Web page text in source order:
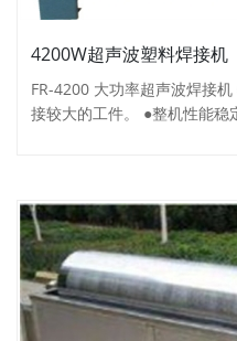
4200W超声波塑料焊接机
FR-4200 大功率超声波焊接
接较大的工件。 ●整机性能稳